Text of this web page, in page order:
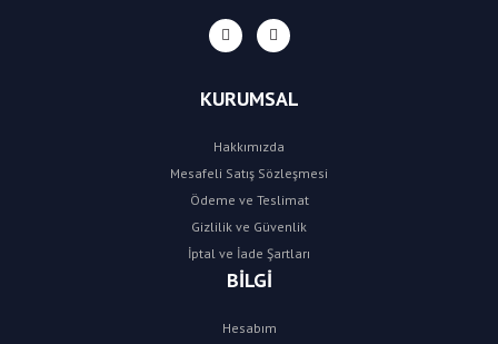
KURUMSAL
Hakkımızda
Mesafeli Satış Sözleşmesi
Ödeme ve Teslimat
Gizlilik ve Güvenlik
İptal ve İade Şartları
BİLGİ
Hesabım